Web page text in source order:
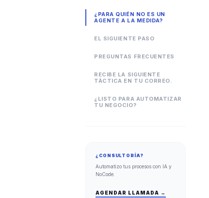
¿PARA QUIÉN NO ES UN
AGENTE A LA MEDIDA?
EL SIGUIENTE PASO
PREGUNTAS FRECUENTES
RECIBE LA SIGUIENTE
TÁCTICA EN TU CORREO.
¿LISTO PARA AUTOMATIZAR
TU NEGOCIO?
¿CONSULTORÍA?
Automatizo tus procesos con IA y
NoCode.
AGENDAR LLAMADA →